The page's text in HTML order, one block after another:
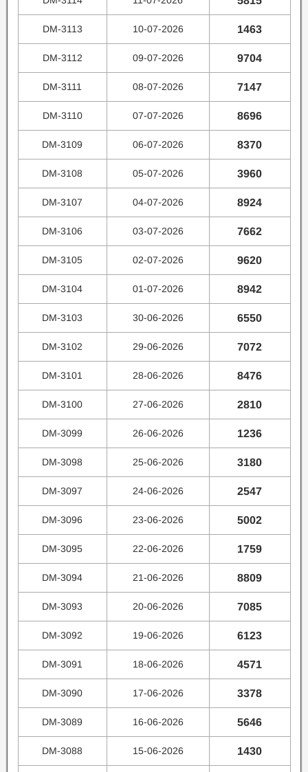
DM-3113 10-07-2026 1463
DM-3112 09-07-2026 9704
DM-3111 08-07-2026 7147
DM-3110 07-07-2026 8696
DM-3109 06-07-2026 8370
DM-3108 05-07-2026 3960
DM-3107 04-07-2026 8924
DM-3106 03-07-2026 7662
DM-3105 02-07-2026 9620
DM-3104 01-07-2026 8942
DM-3103 30-06-2026 6550
DM-3102 29-06-2026 7072
DM-3101 28-06-2026 8476
DM-3100 27-06-2026 2810
DM-3099 26-06-2026 1236
DM-3098 25-06-2026 3180
DM-3097 24-06-2026 2547
DM-3096 23-06-2026 5002
DM-3095 22-06-2026 1759
DM-3094 21-06-2026 8809
DM-3093 20-06-2026 7085
DM-3092 19-06-2026 6123
DM-3091 18-06-2026 4571
DM-3090 17-06-2026 3378
DM-3089 16-06-2026 5646
DM-3088 15-06-2026 1430